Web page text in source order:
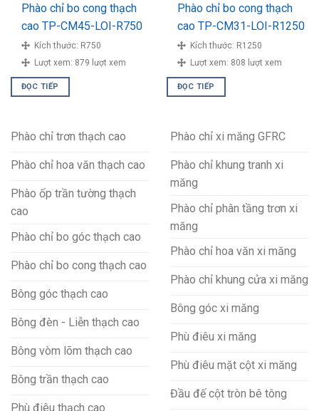
Phào chỉ bo cong thạch
cao TP-CM45-LOI-R750
Kích thước: R750
Lượt xem: 879 lượt xem
ĐỌC TIẾP
Phào chỉ bo cong thạch
cao TP-CM31-LOI-R1250
Kích thước: R1250
Lượt xem: 808 lượt xem
ĐỌC TIẾP
Phào chỉ trơn thạch cao
Phào chỉ hoa văn thạch cao
Phào ốp trần tường thạch
cao
Phào chỉ bo góc thạch cao
Phào chỉ bo cong thạch cao
Bông góc thạch cao
Bông đèn - Liễn thạch cao
Bông vòm lõm thạch cao
Bông trần thạch cao
Phù điêu thạch cao
Phào chỉ xi măng GFRC
Phào chỉ khung tranh xi
măng
Phào chỉ phân tầng trơn xi
măng
Phào chỉ hoa văn xi măng
Phào chỉ khung cửa xi măng
Bông góc xi măng
Phù điêu xi măng
Phù điêu mặt cột xi măng
Đầu đế cột tròn bê tông